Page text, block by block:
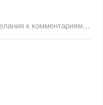
к комментариям…